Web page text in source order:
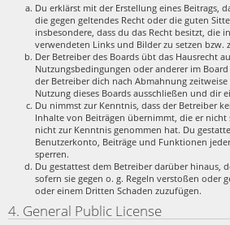
Du erklärst mit der Erstellung eines Beitrags,
die gegen geltendes Recht oder die guten
insbesondere, dass du das Recht besitzt, die
verwendeten Links und Bilder zu setzen bzw.
Der Betreiber des Boards übt das Hausrecht
Nutzungsbedingungen oder anderer im
der Betreiber dich nach Abmahnung
Nutzung dieses Boards ausschließen und dir
Du nimmst zur Kenntnis, dass der Betreiber
Inhalte von Beiträgen übernimmt, die er
nicht zur Kenntnis genommen hat. Du
Benutzerkonto, Beiträge und Funktionen
sperren.
Du gestattest dem Betreiber darüber hinaus,
sofern sie gegen o. g. Regeln verstoßen oder
oder einem Dritten Schaden zuzufügen.
4. General Public License